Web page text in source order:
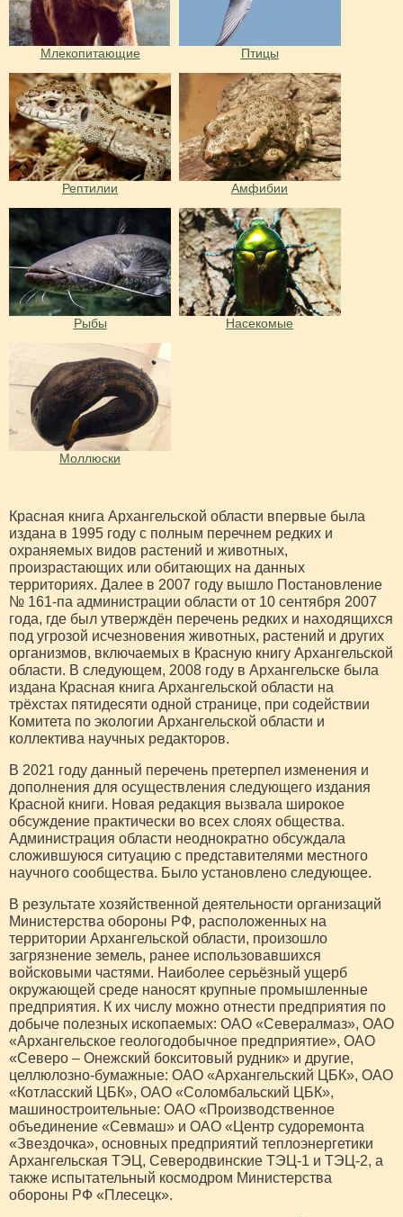
Млекопитающие Птицы
Рептилии Амфибии
Рыбы Насекомые
Моллюски
Красная книга Архангельской области впервые была
издана в 1995 году с полным перечнем редких и
охраняемых видов растений и животных,
произрастающих или обитающих на данных
территориях. Далее в 2007 году вышло Постановление
№ 161-па администрации области от 10 сентября 2007
года, где был утверждён перечень редких и находящихся
под угрозой исчезновения животных, растений и других
организмов, включаемых в Красную книгу Архангельской
области. В следующем, 2008 году в Архангельске была
издана Красная книга Архангельской области на
трёхстах пятидесяти одной странице, при содействии
Комитета по экологии Архангельской области и
коллектива научных редакторов.
В 2021 году данный перечень претерпел изменения и
дополнения для осуществления следующего издания
Красной книги. Новая редакция вызвала широкое
обсуждение практически во всех слоях общества.
Администрация области неоднократно обсуждала
сложившуюся ситуацию с представителями местного
научного сообщества. Было установлено следующее.
В результате хозяйственной деятельности организаций
Министерства обороны РФ, расположенных на
территории Архангельской области, произошло
загрязнение земель, ранее использовавшихся
войсковыми частями. Наиболее серьёзный ущерб
окружающей среде наносят крупные промышленные
предприятия. К их числу можно отнести предприятия по
добыче полезных ископаемых: ОАО «Севералмаз», ОАО
«Архангельское геологодобычное предприятие», ОАО
«Северо – Онежский бокситовый рудник» и другие,
целлюлозно-бумажные: ОАО «Архангельский ЦБК», ОАО
«Котласский ЦБК», ОАО «Соломбальский ЦБК»,
машиностроительные: ОАО «Производственное
объединение «Севмаш» и ОАО «Центр судоремонта
«Звездочка», основных предприятий теплоэнергетики
Архангельская ТЭЦ, Северодвинские ТЭЦ-1 и ТЭЦ-2, а
также испытательный космодром Министерства
обороны РФ «Плесецк».